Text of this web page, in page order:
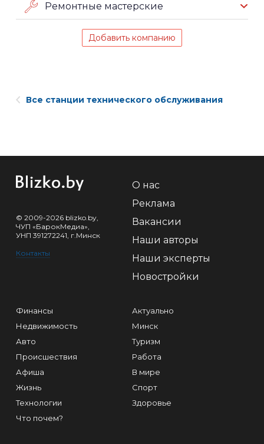
Ремонтные мастерские
Добавить компанию
Все станции технического обслуживания
© 2009-2026 blizko.by,
ЧУП «БарокМедиа»,
УНП 391272241, г.Минск
Контакты
О нас
Реклама
Вакансии
Наши авторы
Наши эксперты
Новостройки
Финансы
Недвижимость
Авто
Происшествия
Афиша
Жизнь
Технологии
Что почем?
Актуально
Минск
Туризм
Работа
В мире
Спорт
Здоровье